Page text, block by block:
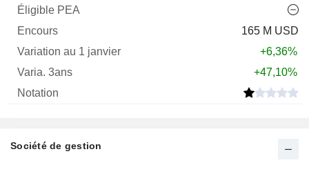
165 M USD
+6,36%
+47,10%
Société de gestion